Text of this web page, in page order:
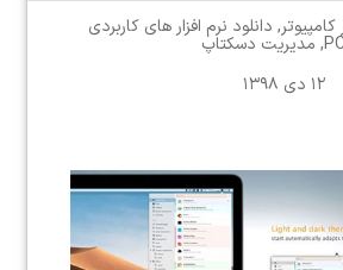
کامپیوتر, دانلود نرم افزار های کاربردی
, مدیریت دسکتاپ
۱۲ دی ۱۳۹۸